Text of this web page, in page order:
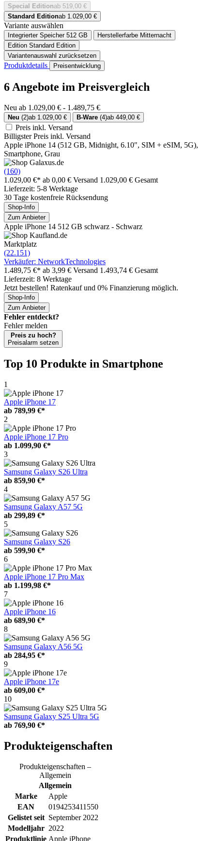
Special Editionab 519,00 €
Standard Editionab 1.029,00 €
Variante auswählen
Integrierter Speicher 512 GB Herstellerfarbe Mitternacht
Edition Standard Edition
Variantenauswahl zurücksetzen
Produktdetails Preisentwicklung
6 Angebote im Preisvergleich
Neu ab 1.029,00 € - 1.489,75 €
Neu (2)ab 1.029,00 € B-Ware (4)ab 449,00 €
Preis inkl. Versand
Billigster Preis inkl. Versand
Apple iPhone 14 (512 GB, Midnight, 6.10", SIM + eSIM, 5G),
Smartphone, Grau
(160)
1.029,00 €* ab 0,00 € Versand 1.029,00 € Gesamt
Lieferzeit: 5-8 Werktage
30 Tage kostenfreie Rücksendung
Shop-Info
Zum Anbieter
Apple iPhone 14 512 GB schwarz - Schwarz
Marktplatz
(22.151)
Verkäufer: NetworkTechnologies
1.489,75 €* ab 3,99 € Versand 1.493,74 € Gesamt
Lieferzeit: 8 Werktage
Jetzt bestellen! Ratenkauf und 0% Finanzierung möglich.
Shop-Info
Zum Anbieter
Fehler entdeckt?
Fehler melden
Preis zu hoch?
Preisalarm setzen
Top 10 Produkte in Smartphone
1
Apple iPhone 17
ab 789,99 €*
2
Apple iPhone 17 Pro
ab 1.099,90 €*
3
Samsung Galaxy S26 Ultra
ab 859,90 €*
4
Samsung Galaxy A57 5G
ab 299,89 €*
5
Samsung Galaxy S26
ab 599,90 €*
6
Apple iPhone 17 Pro Max
ab 1.199,98 €*
7
Apple iPhone 16
ab 689,90 €*
8
Samsung Galaxy A56 5G
ab 284,95 €*
9
Apple iPhone 17e
ab 609,00 €*
10
Samsung Galaxy S25 Ultra 5G
ab 769,90 €*
Produkteigenschaften
Produkteigenschaften –
Allgemein
Allgemein
Marke
Apple
EAN
0194253411550
Gelistet seit September 2022
Modelljahr 2022
Produktlinie Apple iPhone